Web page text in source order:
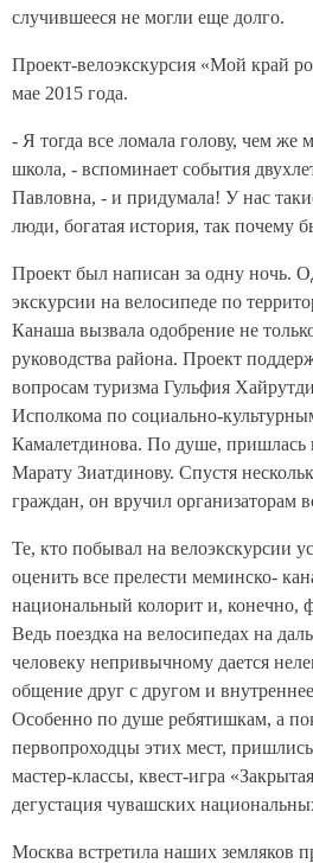
случившееся не могли еще долго.
Проект-велоэкскурсия «Мой край
мае 2015 года.
- Я тогда все ломала голову, чем же
школа, - вспоминает события
Павловна, - и придумала! У нас
люди, богатая история, так почему
Проект был написан за одну ночь.
экскурсии на велосипеде по
Канаша вызвала одобрение не
руководства района. Проект
вопросам туризма Гульфия
Исполкома по социально-
Камалетдинова. По душе, пришлась
Марату Зиатдинову. Спустя
граждан, он вручил организаторам
Те, кто побывал на велоэкскурсии
оценить все прелести меминско-
национальный колорит и, конечно,
Ведь поездка на велосипедах на
человеку непривычному дается
общение друг с другом и
Особенно по душе ребятишкам, а
первопроходцы этих мест,
мастер-классы, квест-игра
дегустация чувашских
Москва встретила наших земляков